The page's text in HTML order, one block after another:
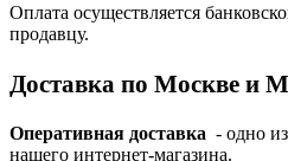
Оплата осуществляется
продавцу.
Доставка по Москве и
Оперативная доставка - одно
нашего интернет-магазина.